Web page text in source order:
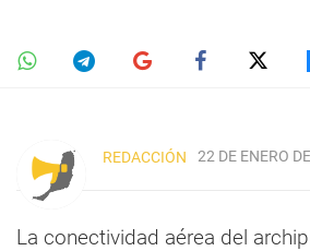
REDACCIÓN 22 DE ENERO
La conectividad aérea del